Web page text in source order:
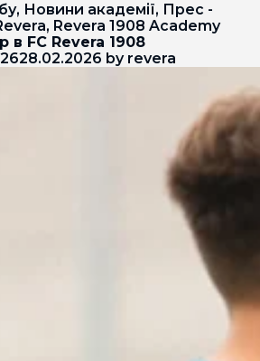
, Новини академії, Прес -
, Revera 1908 Academy
в FC Revera 1908
28.02.2026 by revera